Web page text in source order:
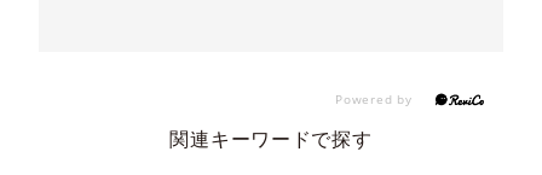
関連キーワードで探す